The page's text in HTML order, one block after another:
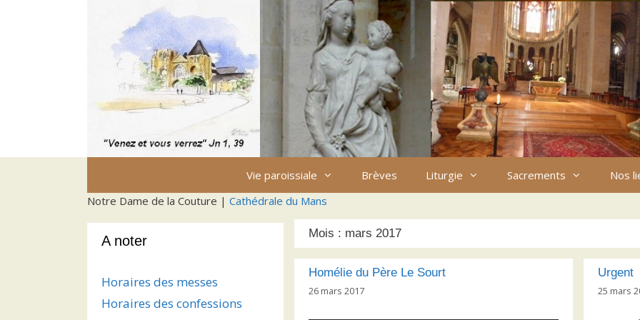
Vie paroissiale Brèves Liturgie Sacrements
Nos
Notre Dame de la Couture | Cathédrale du Mans
Mois : mars 2017
Homélie du Père Le Sourt
26 mars 2017
Urgent
25 mars
A noter
Horaires des messes
Horaires des confessions